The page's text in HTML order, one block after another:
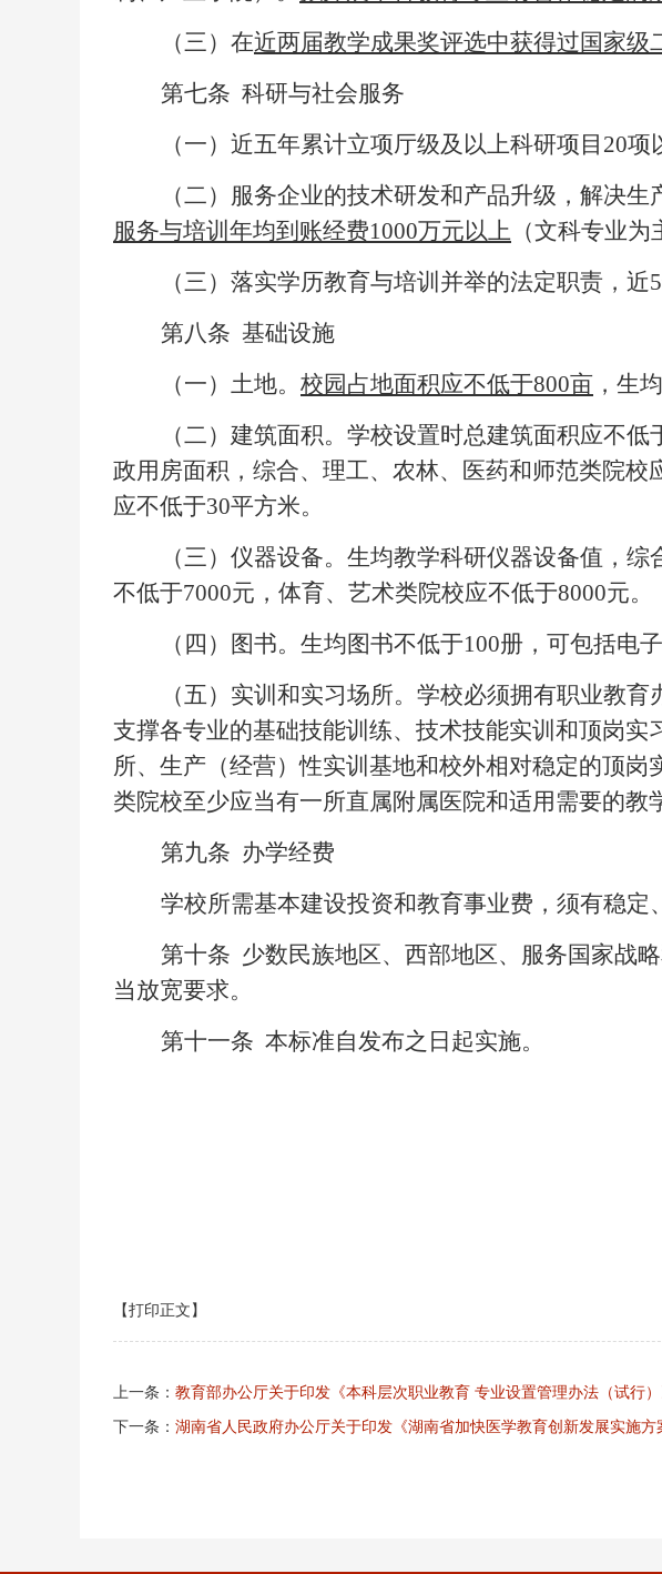
（三）在近两届教学成果奖评选中获得过国家级
第七条 科研与社会服务
（一）近五年累计立项厅级及以上科研项目 20项
（二）服务企业的技术研发和产品升级，解决
服务与培训年均到账经费1000万元以上 （文科专业为
（三）落实学历教育与培训并举的法定职责，近
第八条 基础设施
（一）土地。 校园占地面积应不低于800亩 ，生
（二）建筑面积。学校设置时总建筑面积应不低
政用房面积，综合、理工、农林、医药和师范类院
应不低于30平方米。
（三）仪器设备。生均教学科研仪器设备值，
不低于7000元，体育、艺术类院校应不低于8000元。
（四）图书。生均图书不低于100册，可包括电子
（五）实训和实习场所。学校必须拥有职业教
支撑各专业的基础技能训练、技术技能实训和顶岗
所、生产（经营）性实训基地和校外相对稳定的顶
类院校至少应当有一所直属附属医院和适用需要的教
第九条 办学经费
学校所需基本建设投资和教育事业费，须有稳定
第十条 少数民族地区、西部地区、服务国家战
当放宽要求。
第十一条 本标准自发布之日起实施。
【打印正文】
上一条： 教育部办公厅关于印发《本科层次职业教育 专业设置管理办法（试行
下一条： 湖南省人民政府办公厅关于印发《湖南省加快医学教育创新发展实施方